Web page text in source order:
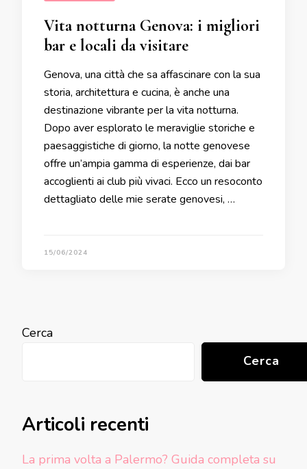
Vita notturna Genova: i migliori
bar e locali da visitare
Genova, una città che sa affascinare con la sua
storia, architettura e cucina, è anche una
destinazione vibrante per la vita notturna.
Dopo aver esplorato le meraviglie storiche e
paesaggistiche di giorno, la notte genovese
offre un’ampia gamma di esperienze, dai bar
accoglienti ai club più vivaci. Ecco un resoconto
dettagliato delle mie serate genovesi, …
15/06/2024
Cerca
Cerca
Articoli recenti
La prima volta a Palermo? Guida completa su